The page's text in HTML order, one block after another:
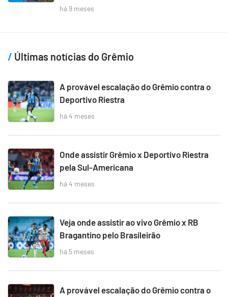
há 9 meses
Últimas notícias do Grêmio
A provável escalação do Grêmio contra o
Deportivo Riestra
há 4 meses
Onde assistir Grêmio x Deportivo Riestra
pela Sul-Americana
há 4 meses
Veja onde assistir ao vivo Grêmio x RB
Bragantino pelo Brasileirão
há 5 meses
A provável escalação do Grêmio contra o